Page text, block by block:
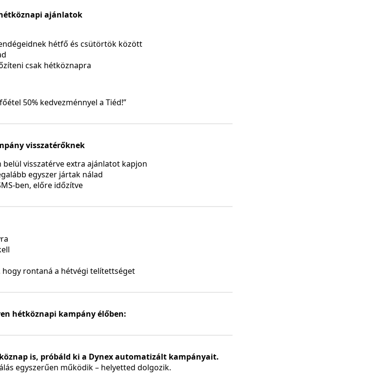
ajánlatok
hétfő és csütörtök között
csak hétköznapra
50% kedvezménnyel a Tiéd!”
visszatérőknek
visszatérve extra ajánlatot kapjon
egyszer jártak nálad
ben, előre időzítve
rontaná a hétvégi telítettséget
hétköznapi kampány élőben:
is, próbáld ki a Dynex automatizált kampányait.
egyszerűen működik – helyetted dolgozik.